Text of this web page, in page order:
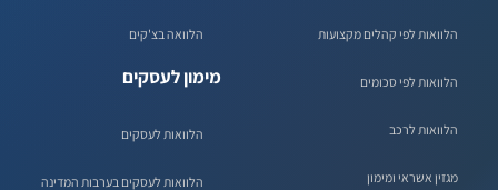
הלוואות לפי קהלים מקצועות
הלוואות לפי סכומים
הלוואות לרכב
מגזין אשראי ומימון
הלוואה בצ'קים
מימון לעסקים
הלוואות לעסקים
הלוואות לעסקים בערבות המדינה